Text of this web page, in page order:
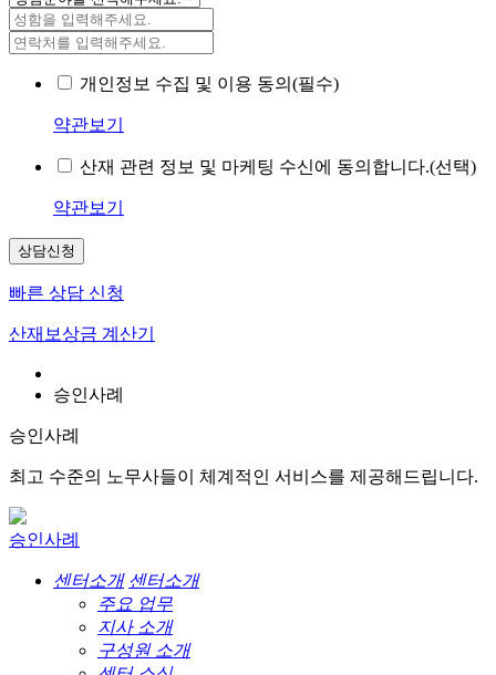
개인정보 수집 및 이용 동의(필수)
약관보기
산재 관련 정보 및 마케팅 수신에 동의합니다.(선택)
약관보기
상담신청
빠른 상담 신청
산재보상금 계산기
승인사례
승인사례
최고 수준의 노무사들이 체계적인 서비스를 제공해드립니다.
승인사례
센터소개 센터소개
주요 업무
지사 소개
구성원 소개